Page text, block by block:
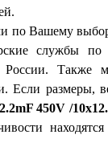
по Вашему
службы по
России. Также
Если размеры,
450V /